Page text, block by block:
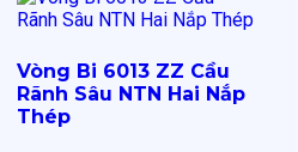
Vòng Bi 6013 ZZ Cầu
Rãnh Sâu NTN Hai Nắp
Thép